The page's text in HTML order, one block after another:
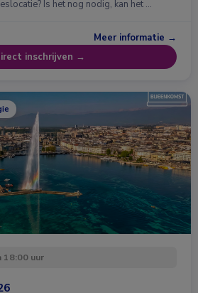
Is het nog nodig, kan het …
Meer informatie →
inschrijven →
18:00 uur